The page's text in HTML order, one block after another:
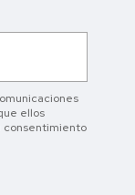
ellos
consentimiento